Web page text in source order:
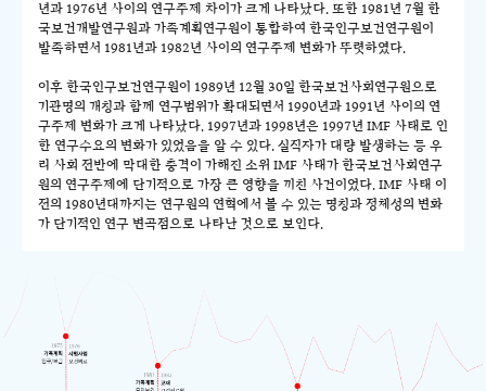
년과 1976년 사이의 연구주제 차이가 크게 나타났다. 또한 1981년 7월 한
국보건개발연구원과 가족계획연구원이 통합하여 한국인구보건연구원이
발족하면서 1981년과 1982년 사이의 연구주제 변화가 뚜렷하였다.
이후 한국인구보건연구원이 1989년 12월 30일 한국보건사회연구원으로
기관명의 개칭과 함께 연구범위가 확대되면서 1990년과 1991년 사이의 연
구주제 변화가 크게 나타났다. 1997년과 1998년은 1997년 IMF 사태로 인
한 연구수요의 변화가 있었음을 알 수 있다. 실직자가 대량 발생하는 등 우
리 사회 전반에 막대한 충격이 가해진 소위 IMF 사태가 한국보건사회연구
원의 연구주제에 단기적으로 가장 큰 영향을 끼친 사건이었다. IMF 사태 이
전의 1980년대까지는 연구원의 연혁에서 볼 수 있는 명칭과 정체성의 변화
가 단기적인 연구 변곡점으로 나타난 것으로 보인다.